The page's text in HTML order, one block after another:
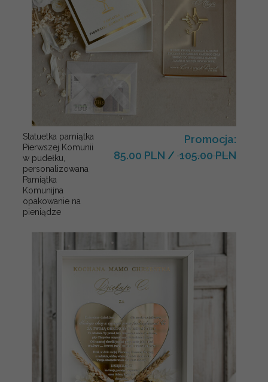
Statuetka pamiątka
Pierwszej Komunii
w pudełku,
personalizowana
Pamiątka
Komunijna
opakowanie na
pieniądze
Promocja:
85.00 PLN / 105.00 PLN